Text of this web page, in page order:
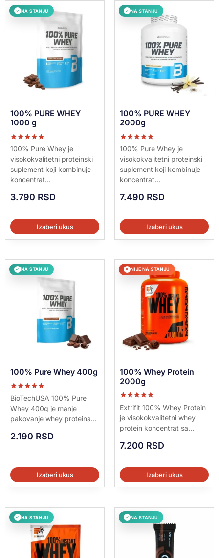
✓ NA STANJU
100% PURE WHEY
1000 g
Ocenjeno sa
5.00
od 5
100% Pure Whey je
visokokvalitetni proteinski
suplement koji kombinuje
koncentrat...
3.790 RSD
Izaberi ukus
✓ NA STANJU
100% PURE WHEY
2000g
Ocenjeno sa
5.00
od 5
100% Pure Whey je
visokokvalitetni proteinski
suplement koji kombinuje
koncentrat...
7.490 RSD
Izaberi ukus
✓ NA STANJU
100% Pure Whey 400g
Ocenjeno sa
5.00
od 5
BioTechUSA 100% Pure
Whey 400g je manje
pakovanje whey proteina...
2.190 RSD
Izaberi ukus
✕ NIJE NA STANJU
100% Whey Protein
2000g
Ocenjeno sa
5.00
od 5
Extrifit 100% Whey Protein
je visokokvalitetni whey
protein koncentrat sa...
7.200 RSD
Izaberi ukus
✓ NA STANJU ✓ NA STANJU